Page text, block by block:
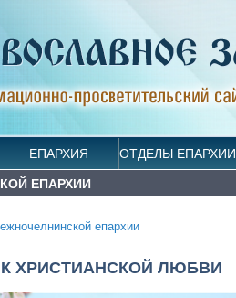
ЕПАРХИЯ ОТДЕЛЫ ЕПАРХИИ
ЕПАРХИИ
епархии
ХРИСТИАНСКОЙ ЛЮБВИ